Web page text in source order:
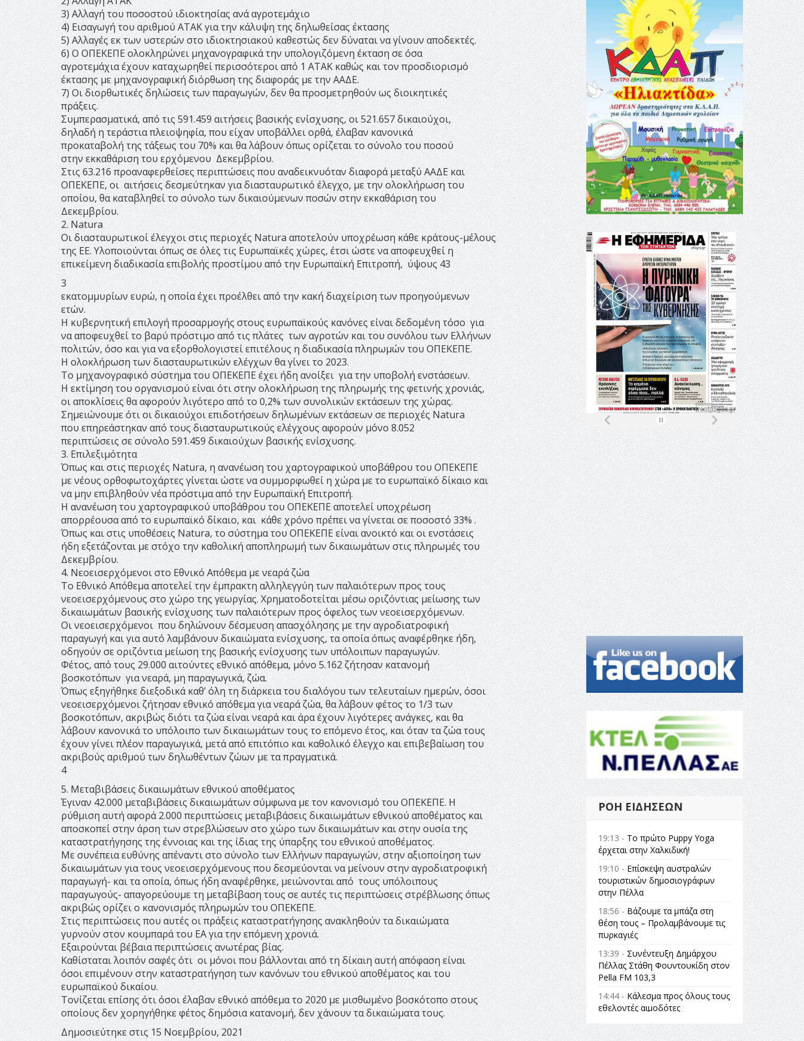
3) Αλλαγή του ποσοστού ιδιοκτησίας ανά αγροτεμάχιο
4) Εισαγωγή του αριθμού ΑΤΑΚ για την κάλυψη της δηλωθείσας έκτασης
5) Αλλαγές εκ των υστερών στο ιδιοκτησιακού καθεστώς δεν δύναται να γίνουν αποδεκτές.
6) Ο ΟΠΕΚΕΠΕ ολοκληρώνει μηχανογραφικά την υπολογιζόμενη έκταση σε όσα
αγροτεμάχια έχουν καταχωρηθεί περισσότεροι από 1 ΑΤΑΚ καθώς και τον προσδιορισμό
έκτασης με μηχανογραφική διόρθωση της διαφοράς με την ΑΑΔΕ.
7) Οι διορθωτικές δηλώσεις των παραγωγών, δεν θα προσμετρηθούν ως διοικητικές
πράξεις.
Συμπερασματικά, από τις 591.459 αιτήσεις βασικής ενίσχυσης, οι 521.657 δικαιούχοι,
δηλαδή η τεράστια πλειοψηφία, που είχαν υποβάλλει ορθά, έλαβαν κανονικά
προκαταβολή της τάξεως του 70% και θα λάβουν όπως ορίζεται το σύνολο του ποσού
στην εκκαθάριση του ερχόμενου Δεκεμβρίου.
Στις 63.216 προαναφερθείσες περιπτώσεις που αναδεικνυόταν διαφορά μεταξύ ΑΑΔΕ και
ΟΠΕΚΕΠΕ, οι αιτήσεις δεσμεύτηκαν για διασταυρωτικό έλεγχο, με την ολοκλήρωση του
οποίου, θα καταβληθεί το σύνολο των δικαιούμενων ποσών στην εκκαθάριση του
Δεκεμβρίου.
2. Natura
Οι διασταυρωτικοί έλεγχοι στις περιοχές Natura αποτελούν υποχρέωση κάθε κράτους-μέλους
της ΕΕ. Υλοποιούνται όπως σε όλες τις Ευρωπαϊκές χώρες, έτσι ώστε να αποφευχθεί η
επικείμενη διαδικασία επιβολής προστίμου από την Ευρωπαϊκή Επιτροπή, ύψους 43
3
εκατομμυρίων ευρώ, η οποία έχει προέλθει από την κακή διαχείριση των προηγούμενων
ετών.
Η κυβερνητική επιλογή προσαρμογής στους ευρωπαϊκούς κανόνες είναι δεδομένη τόσο για
να αποφευχθεί το βαρύ πρόστιμο από τις πλάτες των αγροτών και του συνόλου των Ελλήνων
πολιτών, όσο και για να εξορθολογιστεί επιτέλους η διαδικασία πληρωμών του ΟΠΕΚΕΠΕ.
Η ολοκλήρωση των διασταυρωτικών ελέγχων θα γίνει το 2023.
Το μηχανογραφικό σύστημα του ΟΠΕΚΕΠΕ έχει ήδη ανοίξει για την υποβολή ενστάσεων.
Η εκτίμηση του οργανισμού είναι ότι στην ολοκλήρωση της πληρωμής της φετινής χρονιάς,
οι αποκλίσεις θα αφορούν λιγότερο από το 0,2% των συνολικών εκτάσεων της χώρας.
Σημειώνουμε ότι οι δικαιούχοι επιδοτήσεων δηλωμένων εκτάσεων σε περιοχές Natura
που επηρεάστηκαν από τους διασταυρωτικούς ελέγχους αφορούν μόνο 8.052
περιπτώσεις σε σύνολο 591.459 δικαιούχων βασικής ενίσχυσης.
3. Επιλεξιμότητα
Όπως και στις περιοχές Natura, η ανανέωση του χαρτογραφικού υποβάθρου του ΟΠΕΚΕΠΕ
με νέους ορθοφωτοχάρτες γίνεται ώστε να συμμορφωθεί η χώρα με το ευρωπαϊκό δίκαιο και
να μην επιβληθούν νέα πρόστιμα από την Ευρωπαϊκή Επιτροπή.
Η ανανέωση του χαρτογραφικού υποβάθρου του ΟΠΕΚΕΠΕ αποτελεί υποχρέωση
απορρέουσα από το ευρωπαϊκό δίκαιο, και κάθε χρόνο πρέπει να γίνεται σε ποσοστό 33% .
Όπως και στις υποθέσεις Natura, το σύστημα του ΟΠΕΚΕΠΕ είναι ανοικτό και οι ενστάσεις
ήδη εξετάζονται με στόχο την καθολική αποπληρωμή των δικαιωμάτων στις πληρωμές του
Δεκεμβρίου.
4. Νεοεισερχόμενοι στο Εθνικό Απόθεμα με νεαρά ζώα
Το Εθνικό Απόθεμα αποτελεί την έμπρακτη αλληλεγγύη των παλαιότερων προς τους
νεοεισερχόμενους στο χώρο της γεωργίας. Χρηματοδοτείται μέσω οριζόντιας μείωσης των
δικαιωμάτων βασικής ενίσχυσης των παλαιότερων προς όφελος των νεοεισερχόμενων.
Οι νεοεισερχόμενοι που δηλώνουν δέσμευση απασχόλησης με την αγροδιατροφική
παραγωγή και για αυτό λαμβάνουν δικαιώματα ενίσχυσης, τα οποία όπως αναφέρθηκε ήδη,
οδηγούν σε οριζόντια μείωση της βασικής ενίσχυσης των υπόλοιπων παραγωγών.
Φέτος, από τους 29.000 αιτούντες εθνικό απόθεμα, μόνο 5.162 ζήτησαν κατανομή
βοσκοτόπων για νεαρά, μη παραγωγικά, ζώα.
Όπως εξηγήθηκε διεξοδικά καθ’ όλη τη διάρκεια του διαλόγου των τελευταίων ημερών, όσοι
νεοεισερχόμενοι ζήτησαν εθνικό απόθεμα για νεαρά ζώα, θα λάβουν φέτος το 1/3 των
βοσκοτόπων, ακριβώς διότι τα ζώα είναι νεαρά και άρα έχουν λιγότερες ανάγκες, και θα
λάβουν κανονικά το υπόλοιπο των δικαιωμάτων τους το επόμενο έτος, και όταν τα ζώα τους
έχουν γίνει πλέον παραγωγικά, μετά από επιτόπιο και καθολικό έλεγχο και επιβεβαίωση του
ακριβούς αριθμού των δηλωθέντων ζώων με τα πραγματικά.
4
5. Μεταβιβάσεις δικαιωμάτων εθνικού αποθέματος
Έγιναν 42.000 μεταβιβάσεις δικαιωμάτων σύμφωνα με τον κανονισμό του ΟΠΕΚΕΠΕ. Η
ρύθμιση αυτή αφορά 2.000 περιπτώσεις μεταβιβάσεις δικαιωμάτων εθνικού αποθέματος και
αποσκοπεί στην άρση των στρεβλώσεων στο χώρο των δικαιωμάτων και στην ουσία της
καταστρατήγησης της έννοιας και της ίδιας της ύπαρξης του εθνικού αποθέματος.
Με συνέπεια ευθύνης απέναντι στο σύνολο των Ελλήνων παραγωγών, στην αξιοποίηση των
δικαιωμάτων για τους νεοεισερχόμενους που δεσμεύονται να μείνουν στην αγροδιατροφική
παραγωγή- και τα οποία, όπως ήδη αναφέρθηκε, μειώνονται από τους υπόλοιπους
παραγωγούς- απαγορεύουμε τη μεταβίβαση τους σε αυτές τις περιπτώσεις στρέβλωσης όπως
ακριβώς ορίζει ο κανονισμός πληρωμών του ΟΠΕΚΕΠΕ.
Στις περιπτώσεις που αυτές οι πράξεις καταστρατήγησης ανακληθούν τα δικαιώματα
γυρνούν στον κουμπαρά του ΕΑ για την επόμενη χρονιά.
Εξαιρούνται βέβαια περιπτώσεις ανωτέρας βίας.
Καθίσταται λοιπόν σαφές ότι οι μόνοι που βάλλονται από τη δίκαιη αυτή απόφαση είναι
όσοι επιμένουν στην καταστρατήγηση των κανόνων του εθνικού αποθέματος και του
ευρωπαϊκού δικαίου.
Τονίζεται επίσης ότι όσοι έλαβαν εθνικό απόθεμα το 2020 με μισθωμένο βοσκότοπο στους
οποίους δεν χορηγήθηκε φέτος δημόσια κατανομή, δεν χάνουν τα δικαιώματα τους.
Δημοσιεύτηκε στις 15 Νοεμβρίου, 2021
ΡΟΉ ΕΙΔΉΣΕΩΝ
19:13 - Το πρώτο Puppy Yoga
έρχεται στην Χαλκιδική!
19:10 - Επίσκεψη αυστραλών
τουριστικών δημοσιογράφων
στην Πέλλα
18:56 - Βάζουμε τα μπάζα στη
θέση τους – Προλαμβάνουμε τις
πυρκαγιές
13:39 - Συνέντευξη Δημάρχου
Πέλλας Στάθη Φουντουκίδη στον
Pella FM 103,3
14:44 - Κάλεσμα προς όλους τους
εθελοντές αιμοδότες
14:23 -Όλη η Ελλάδα ένας
πολιτισμός Μουσική